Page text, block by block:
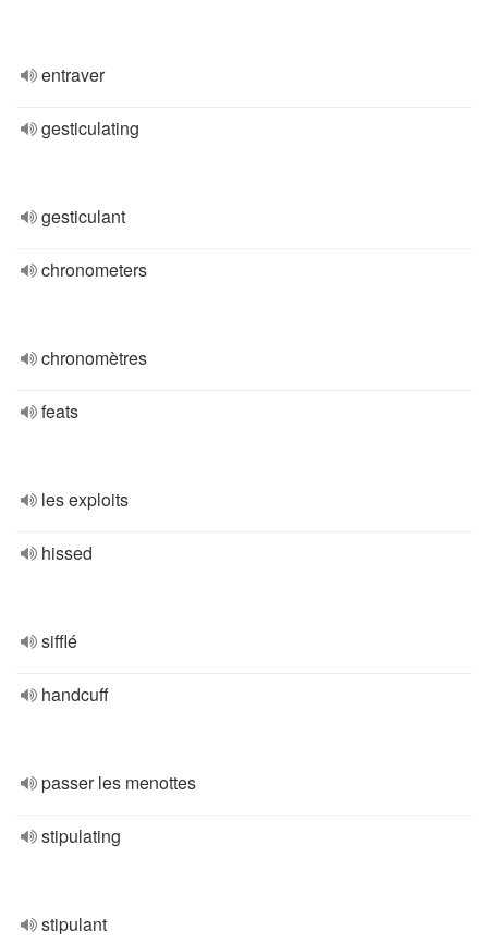
entraver
gesticulating
gesticulant
chronometers
chronomètres
feats
les exploits
hissed
sifflé
handcuff
passer les menottes
stipulating
stipulant